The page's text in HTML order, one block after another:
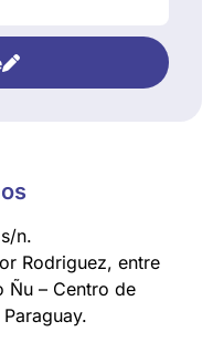
n.
Rodriguez, entre
Ñu – Centro de